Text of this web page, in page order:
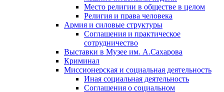
Место религии в обществе в целом
Религия и права человека
Армия и силовые структуры
Соглашения и практическое
сотрудничество
Выставки в Музее им. А.Сахарова
Криминал
Миссионерская и социальная деятельность
Иная социальная деятельность
Соглашения о социальном